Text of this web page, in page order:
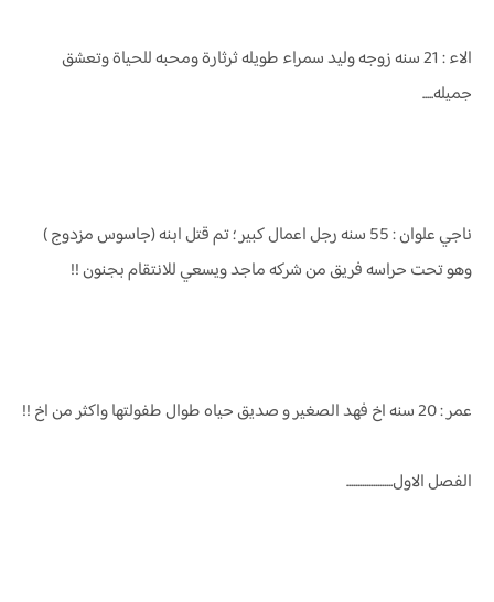
الاء : 21 سنه زوجه وليد سمراء طويله ثرثارة ومحبه للحياة وتعشق
جميله.....
ناجي علوان : 55 سنه رجل اعمال كبير ؛ تم قتل ابنه (جاسوس مزدوج )
وهو تحت حراسه فريق من شركه ماجد ويسعي للانتقام بجنون !!
عمر : 20 سنه اخ فهد الصغير و صديق حياه طوال طفولتها واكثر من اخ !!
الفصل الاول.....................